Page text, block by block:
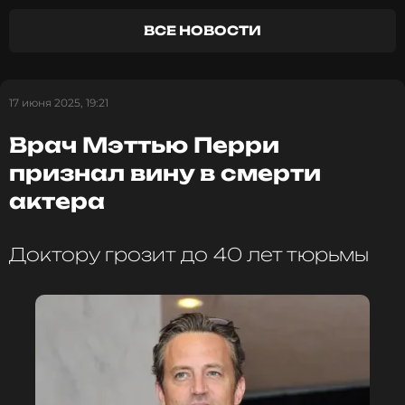
ВСЕ НОВОСТИ
17 июня 2025, 19:21
Врач Мэттью Перри
признал вину в смерти
актера
Доктору грозит до 40 лет тюрьмы